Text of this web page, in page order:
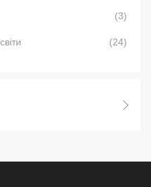
(3)
(24)